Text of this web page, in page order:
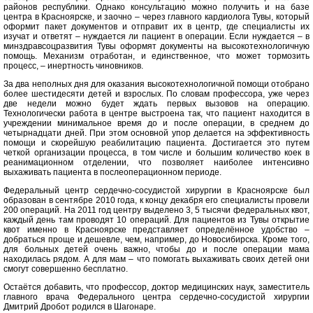
районов республики. Однако консультацию можно получить и на базе
центра в Красноярске, и заочно – через главного кардиолога Тувы, который
оформит пакет документов и отправит их в центр, где специалисты их
изучат и ответят – нуждается ли пациент в операции. Если нуждается – в
минздравсоцразвития Тувы оформят документы на высокотехнологичную
помощь. Механизм отработан, и единственное, что может тормозить
процесс, – инертность чиновников.
За два неполных дня для оказания высокотехнологичной помощи отобрано
более шестидесяти детей и взрослых. По словам профессора, уже через
две недели можно будет ждать первых вызовов на операцию.
Технологически работа в центре выстроена так, что пациент находится в
учреждении минимальное время до и после операции, в среднем до
четырнадцати дней. При этом основной упор делается на эффективность
помощи и скорейшую реабилитацию пациента. Достигается это путем
четкой организации процесса, в том числе и большим количество коек в
реанимационном отделении, что позволяет наиболее интенсивно
выхаживать пациента в послеоперационном периоде.
Федеральный центр сердечно-сосудистой хирургии в Красноярске был
образован в сентябре 2010 года, к концу декабря его специалисты провели
200 операций. На 2011 год центру выделено 3, 5 тысячи федеральных квот,
каждый день там проводят 10 операций. Для пациентов из Тувы открытие
квот именно в Красноярске представляет определённое удобство –
добраться проще и дешевле, чем, например, до Новосибирска. Кроме того,
для больных детей очень важно, чтобы до и после операции мама
находилась рядом. А для мам – что помогать выхаживать своих детей они
смогут совершенно бесплатно.
Остаётся добавить, что профессор, доктор медицинских наук, заместитель
главного врача Федерального центра сердечно-сосудистой хирургии
Дмитрий Дробот родился в Шагонаре.